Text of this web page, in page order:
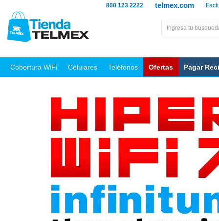
telmex.com
800 123 2222
Cobertura WiFi Celulares Teléfonos Ofertas Pagar